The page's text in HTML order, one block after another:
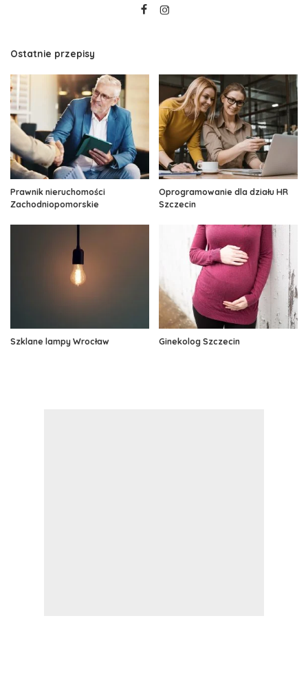
Ostatnie przepisy
Prawnik nieruchomości
Zachodniopomorskie
Oprogramowanie dla działu HR
Szczecin
Szklane lampy Wrocław Ginekolog Szczecin